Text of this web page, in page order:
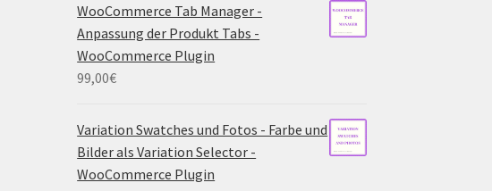
WooCommerce Tab Manager -
Anpassung der Produkt Tabs -
WooCommerce Plugin
99,00€
Variation Swatches und Fotos - Farbe und
Bilder als Variation Selector -
WooCommerce Plugin